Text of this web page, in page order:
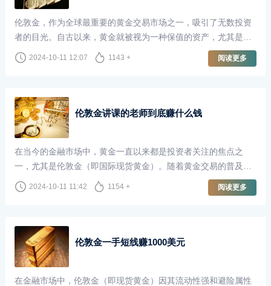
伦敦金，作为全球最重要的黄金交易市场之一，吸引了无数投资
者的目光。自古以来，黄金就被视为一种保值的资产，尤其是在
经济不确定性加剧的背景下，越来越多的人选择通过做伦敦金来
获取财富。然而，关于做伦敦金的投资者中，赚的人多还是亏的
2024-10-11 12:07 1143 + 阅读更多
伦敦金讲课的老师到底赚什么钱
在当今的金融市场中，黄金一直以来都是投资者关注的焦点之
一，尤其是伦敦金（即国际现货黄金）。随着黄金交易的普及，
越来越多的人开始关注如何通过黄金市场获取收益。这也催生了
一种新兴职业——以伦敦金为主题的讲课老师。他们不仅传授知
到底赚什么钱呢？
2024-10-11 11:42 1154 + 阅读更多
伦敦金一手短线赚1000美元
在金融市场中，伦敦金（即现货黄金）因其流动性强和避险属性